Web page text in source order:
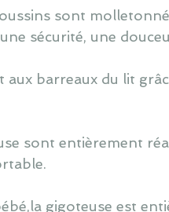
sont
sécurité, une
aux barreaux du lit
sont entièrement
gigoteuse est